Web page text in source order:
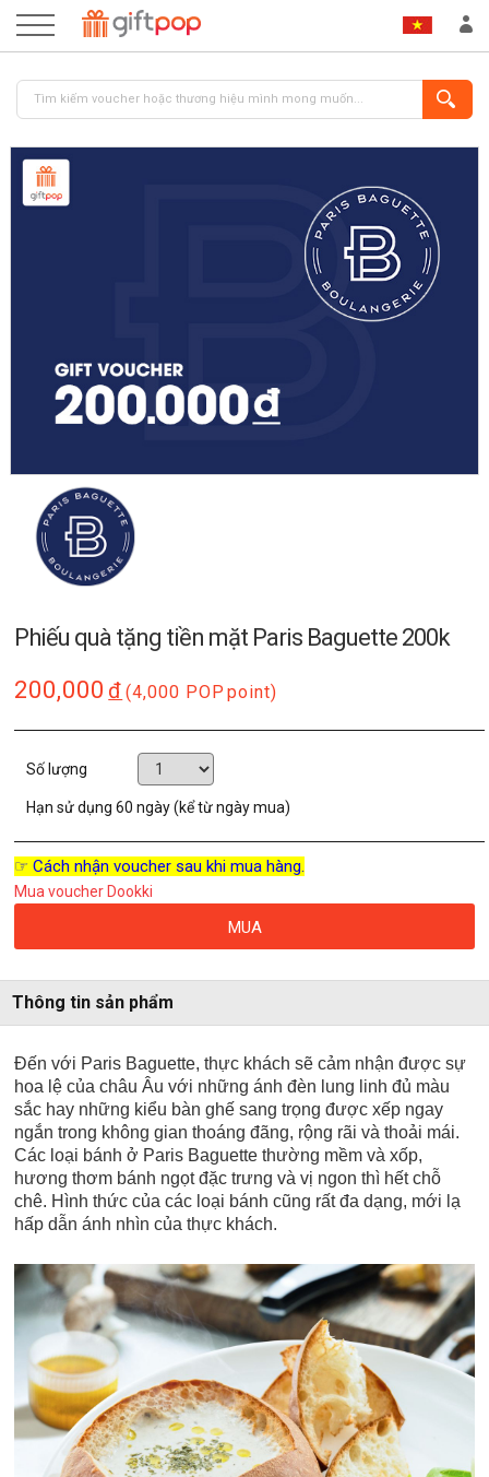
ĐĂNG KÝ
Phiếu quà tặng tiền mặt Paris Baguette 200k
200,000 đ (4,000 POP point)
Số lượng
Hạn sử dụng60 ngày (kể từ ngày mua)
☞ Cách nhận voucher sau khi mua hàng.
Mua voucher Dookki
MUA
Thông tin sản phẩm
Đến với Paris Baguette, thực khách sẽ cảm nhận được sự
hoa lệ của châu Âu với những ánh đèn lung linh đủ màu
sắc hay những kiểu bàn ghế sang trọng được xếp ngay
ngắn trong không gian thoáng đãng, rộng rãi và thoải mái.
Các loại bánh ở Paris Baguette thường mềm và xốp,
hương thơm bánh ngọt đặc trưng và vị ngon thì hết chỗ
chê. Hình thức của các loại bánh cũng rất đa dạng, mới lạ
hấp dẫn ánh nhìn của thực khách.